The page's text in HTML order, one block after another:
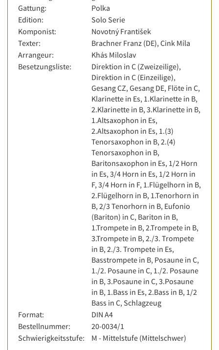
Gattung:
Polka
Edition:
Solo Serie
Komponist:
Novotný František
Texter:
Brachner Franz (DE), Cink Míla
Arrangeur:
Khás Miloslav
Besetzungsliste:
Direktion in C (Zweizeilige),
Direktion in C (Einzeilige),
Gesang CZ, Gesang DE, Flöte in C,
Klarinette in Es, 1.Klarinette in B,
2.Klarinette in B, 3.Klarinette in B,
1.Altsaxophon in Es,
2.Altsaxophon in Es, 1.(3)
Tenorsaxophon in B, 2.(4)
Tenorsaxophon in B,
Baritonsaxophon in Es, 1/2 Horn
in Es, 3/4 Horn in Es, 1/2 Horn in
F, 3/4 Horn in F, 1.Flügelhorn in B,
2.Flügelhorn in B, 1.Tenorhorn in
B, 2/3 Tenorhorn in B, Eufonio
(Bariton) in C, Bariton in B,
1.Trompete in B, 2.Trompete in B,
3.Trompete in B, 2./3. Trompete
in B, 2./3. Trompete in Es,
Basstrompete in B, Posaune in C,
1./2. Posaune in C, 1./2. Posaune
in B, 3.Posaune in C, 3.Posaune
in B, 1.Bass in Es, 2.Bass in B, 1/2
Bass in C, Schlagzeug
Format:
DIN A4
Bestellnummer:
20-0034/1
Schwierigkeitsstufe:
M - Mittelstufe (Mittelschwer)